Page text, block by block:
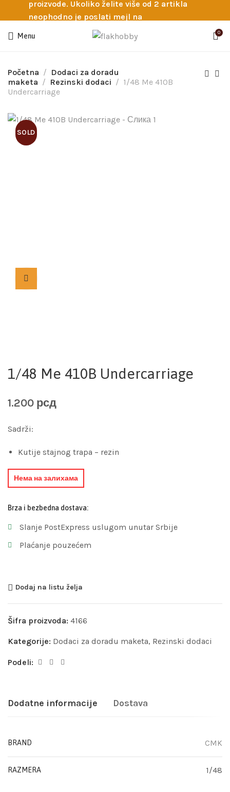
proizvode. Ukoliko želite više od 2 artikla
neophodno je poslati mejl na
info@flakhobby.com sa preciznim šiframa
proizvoda. Svakako nas možete pozvati
potrebna pomoć oko odabira.
Menu 0
Početna
Dodaci za doradu
maketa
Rezinski dodaci
1/48 Me 410B
Undercarriage
SOLD
1/48 Me 410B Undercarriage
1.200 рсд
Sadrži:
Kutije stajnog trapa – rezin
Нема на залихама
Brza i bezbedna dostava:
Slanje PostExpress uslugom unutar Srbije
Plaćanje pouzećem
Dodaj na listu želja
Šifra proizvoda: 4166
Kategorije: Dodaci za doradu maketa, Rezinski dodaci
Podeli:
Dodatne informacije Dostava
BRAND CMK
RAZMERA 1/48